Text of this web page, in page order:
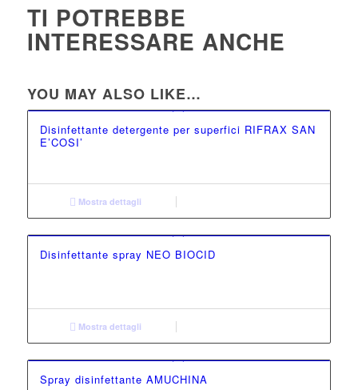
TI POTREBBE
INTERESSARE ANCHE
YOU MAY ALSO LIKE…
Disinfettante detergente per superfici RIFRAX SAN
E’COSI’
Mostra dettagli
Disinfettante spray NEO BIOCID
Mostra dettagli
Spray disinfettante AMUCHINA